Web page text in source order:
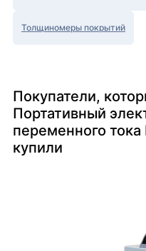
Толщиномеры покрытий
Покупатели,
Портативный
переменного
купили